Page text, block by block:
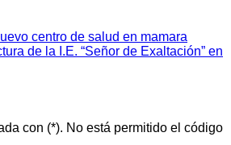
centro de salud en mamara
de la I.E. “Señor de Exaltación” en
con (*). No está permitido el código